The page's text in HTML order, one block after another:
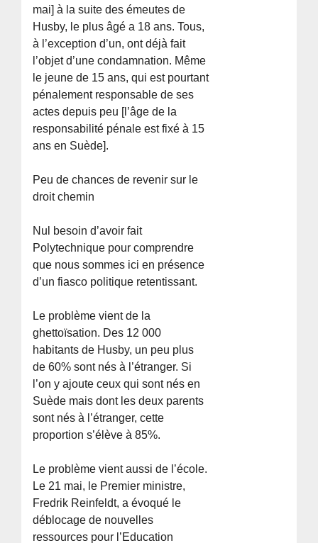
mai] à la suite des émeutes de
Husby, le plus âgé a 18 ans. Tous,
à l’exception d’un, ont déjà fait
l’objet d’une condamnation. Même
le jeune de 15 ans, qui est pourtant
pénalement responsable de ses
actes depuis peu [l’âge de la
responsabilité pénale est fixé à 15
ans en Suède].
Peu de chances de revenir sur le
droit chemin
Nul besoin d’avoir fait
Polytechnique pour comprendre
que nous sommes ici en présence
d’un fiasco politique retentissant.
Le problème vient de la
ghettoïsation. Des 12 000
habitants de Husby, un peu plus
de 60% sont nés à l’étranger. Si
l’on y ajoute ceux qui sont nés en
Suède mais dont les deux parents
sont nés à l’étranger, cette
proportion s’élève à 85%.
Le problème vient aussi de l’école.
Le 21 mai, le Premier ministre,
Fredrik Reinfeldt, a évoqué le
déblocage de nouvelles
ressources pour l’Education